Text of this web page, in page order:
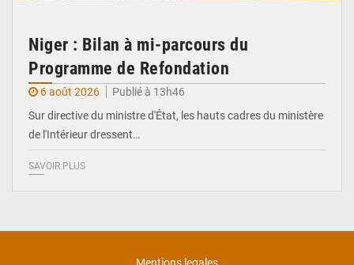
Niger : Bilan à mi-parcours du
Programme de Refondation
6 août 2026
Publié à 13h46
Sur directive du ministre d'État, les hauts cadres du ministère
de l'Intérieur dressent…
SAVOIR PLUS